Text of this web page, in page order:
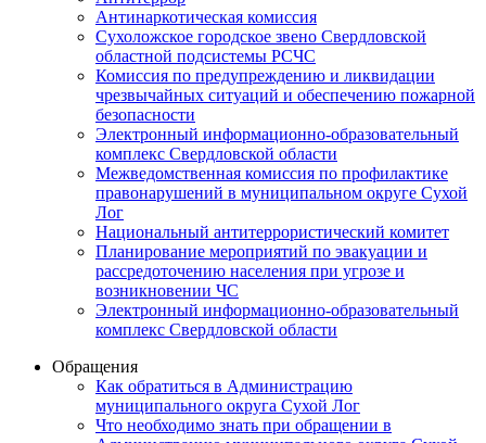
Антинаркотическая комиссия
Сухоложское городское звено Свердловской
областной подсистемы РСЧС
Комиссия по предупреждению и ликвидации
чрезвычайных ситуаций и обеспечению пожарной
безопасности
Электронный информационно-образовательный
комплекс Cвердловской области
Межведомственная комиссия по профилактике
правонарушений в муниципальном округе Сухой
Лог
Национальный антитеррористический комитет
Планирование мероприятий по эвакуации и
рассредоточению населения при угрозе и
возникновении ЧС
Электронный информационно-образовательный
комплекс Свердловской области
Обращения
Как обратиться в Администрацию
муниципального округа Сухой Лог
Что необходимо знать при обращении в